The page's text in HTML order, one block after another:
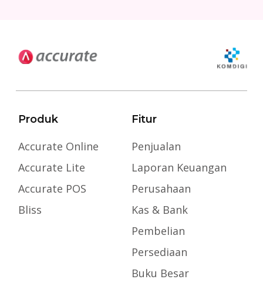
Produk
Accurate Online
Accurate Lite
Accurate POS
Bliss
Fitur
Penjualan
Laporan Keuangan
Perusahaan
Kas & Bank
Pembelian
Persediaan
Buku Besar